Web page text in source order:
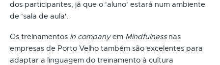
dos participantes, já que o 'aluno' estará num ambiente
de ‘sala de aula'.
Os treinamentos in companyem Mindfulnessnas
empresas de Porto Velho também são excelentes para
adaptar a linguagem do treinamento à cultura